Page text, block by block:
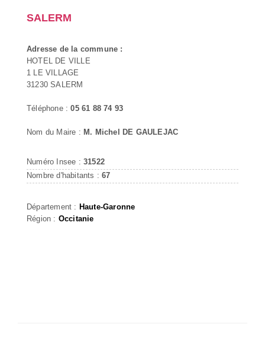
SALERM
Adresse de la commune :
HOTEL DE VILLE
1 LE VILLAGE
31230 SALERM
Téléphone :05 61 88 74 93
Nom du Maire : M. Michel DE GAULEJAC
Numéro Insee : 31522
Nombre d'habitants :67
Département : Haute-Garonne
Région : Occitanie